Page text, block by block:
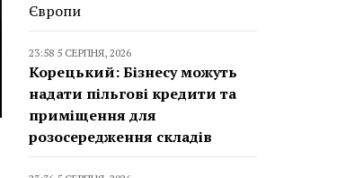
Європи
23:58 5 СЕРПНЯ, 2026
Корецький: Бізнесу можуть
надати пільгові кредити та
приміщення для
розосередження складів